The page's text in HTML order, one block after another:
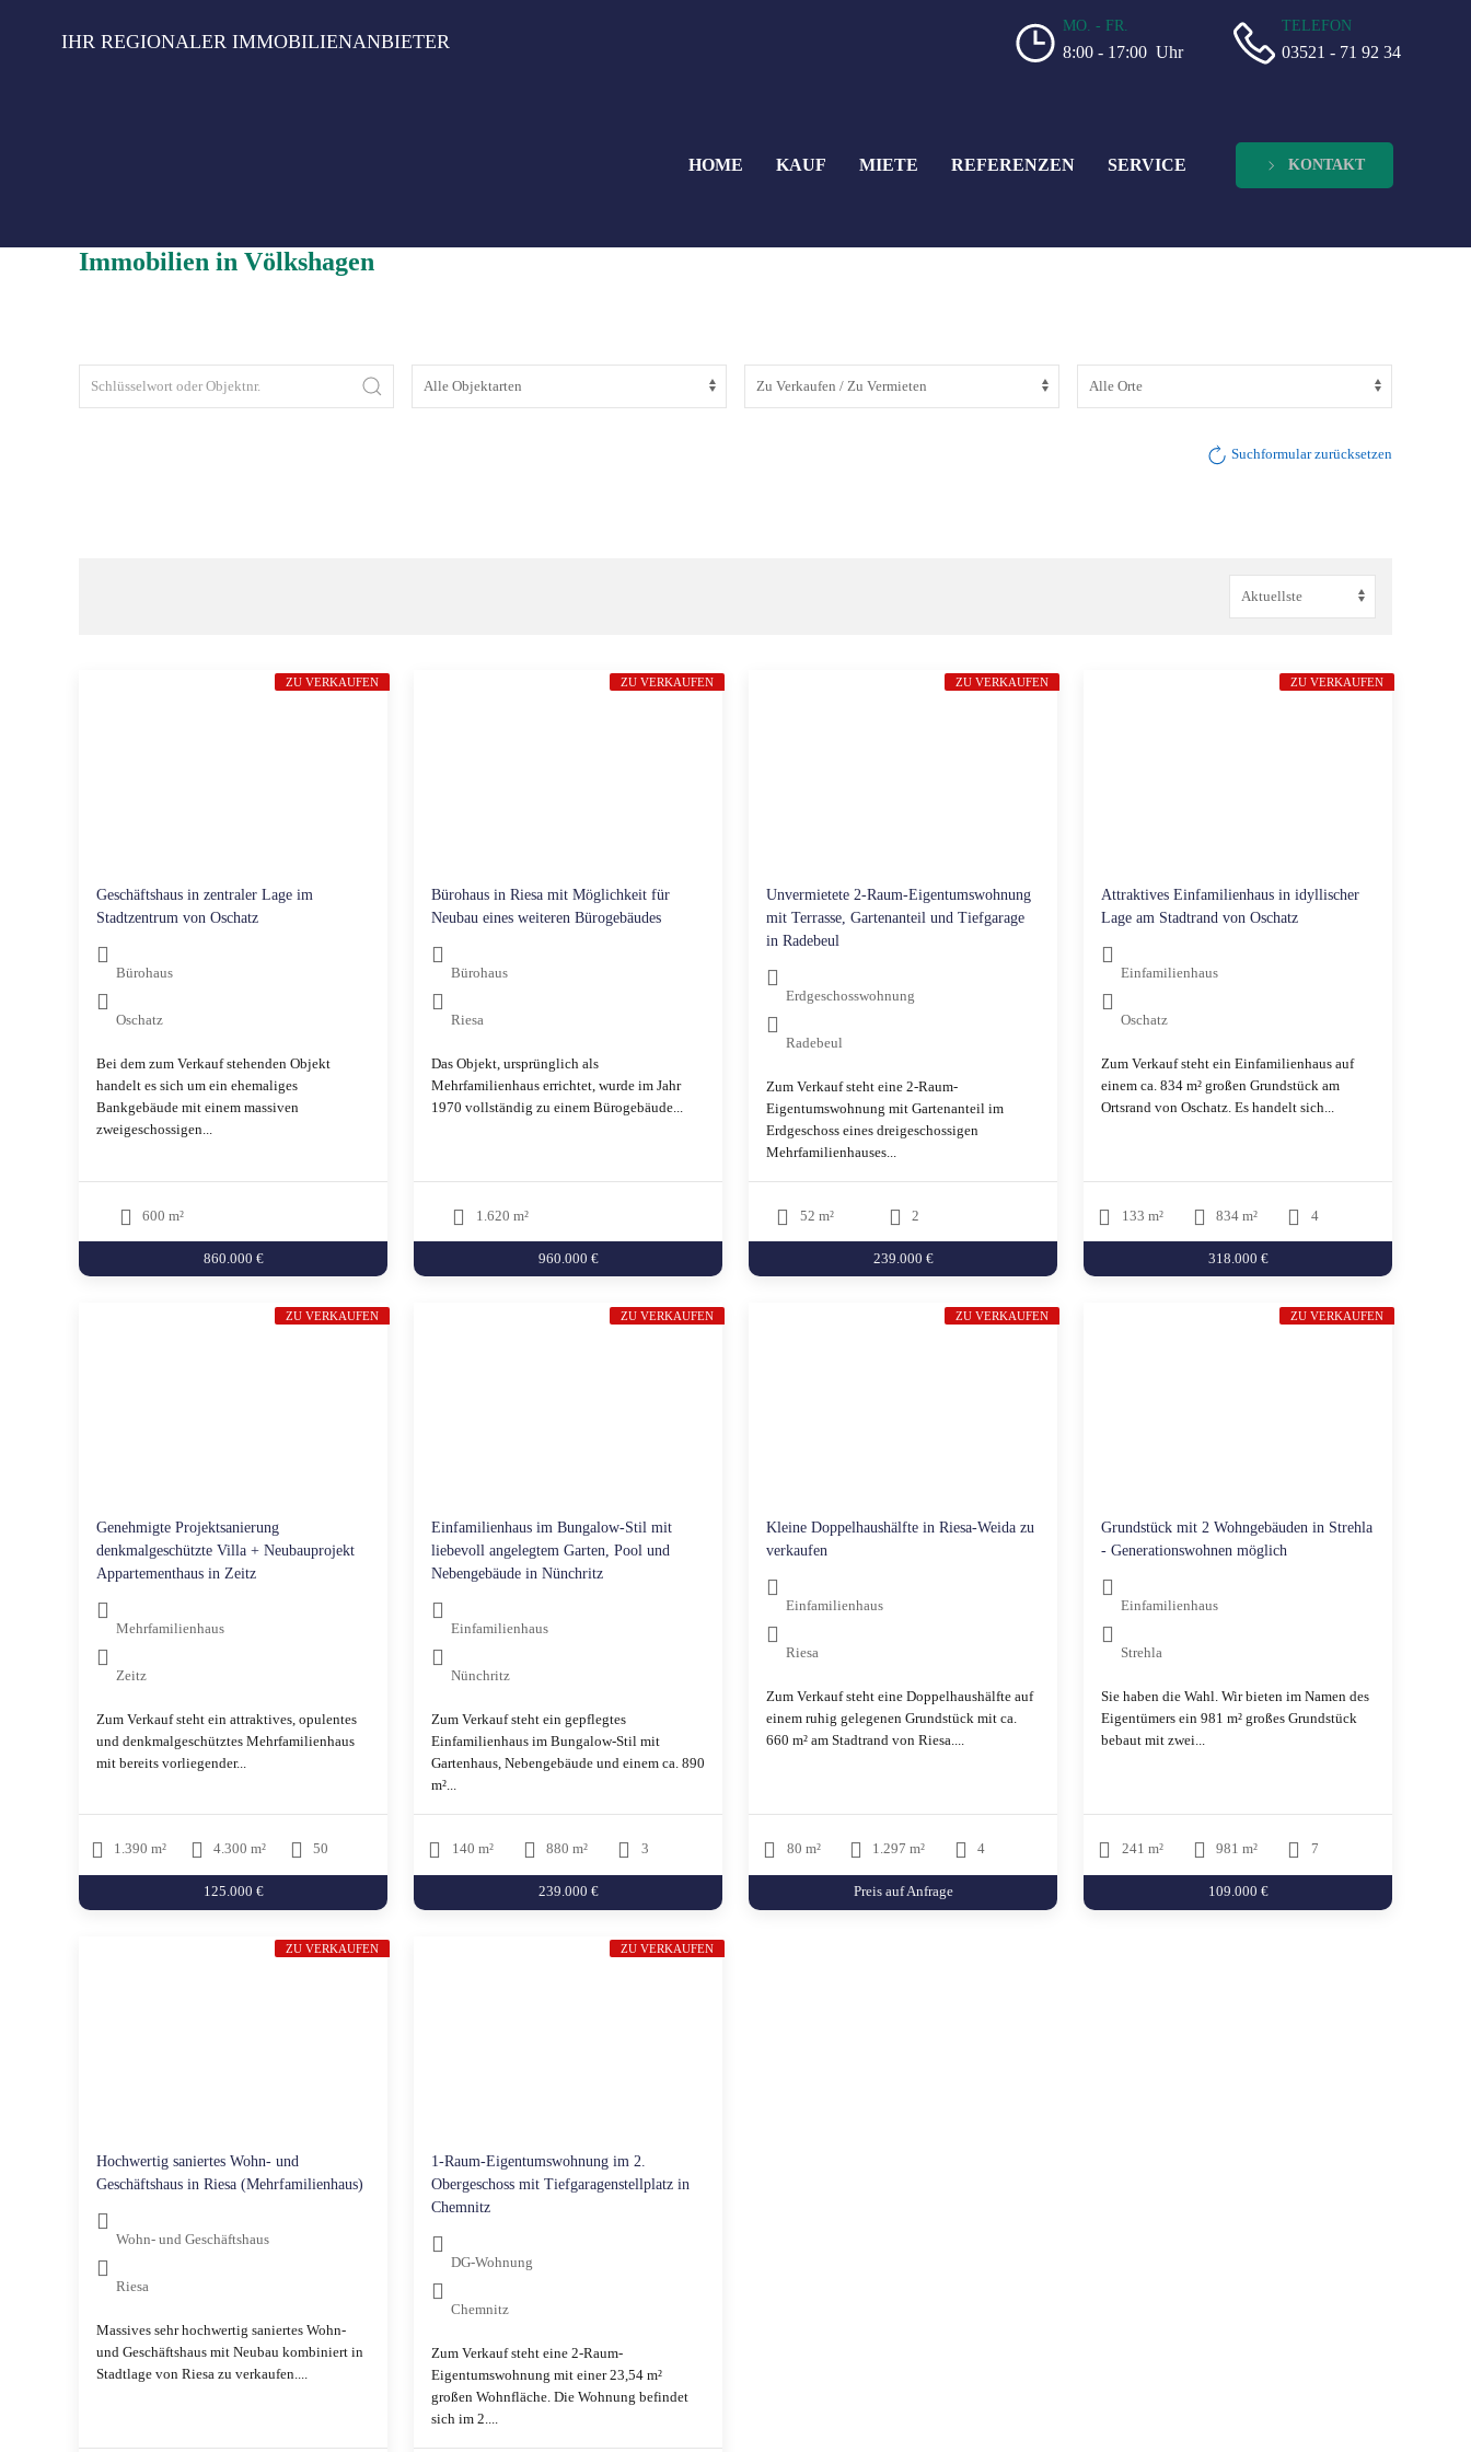
IHR REGIONALER IMMOBILIENANBIETER
MO. - FR.
8:00 - 17:00 Uhr
TELEFON
03521 - 71 92 34
HOME KAUF MIETE REFERENZEN SERVICE KONTAKT
Immobilien in Völkshagen
Suchformular zurücksetzen
Geschäftshaus in zentraler Lage im
Stadtzentrum von Oschatz
Bürohaus
Oschatz
Bei dem zum Verkauf stehenden Objekt
handelt es sich um ein ehemaliges
Bankgebäude mit einem massiven
zweigeschossigen...
600 m²
860.000 €
ZU VERKAUFEN
Bürohaus in Riesa mit Möglichkeit für
Neubau eines weiteren Bürogebäudes
Bürohaus
Riesa
Das Objekt, ursprünglich als
Mehrfamilienhaus errichtet, wurde im Jahr
1970 vollständig zu einem Bürogebäude...
1.620 m²
960.000 €
ZU VERKAUFEN
Unvermietete 2-Raum-Eigentumswohnung
mit Terrasse, Gartenanteil und Tiefgarage
in Radebeul
Erdgeschosswohnung
Radebeul
Zum Verkauf steht eine 2-Raum-
Eigentumswohnung mit Gartenanteil im
Erdgeschoss eines dreigeschossigen
Mehrfamilienhauses...
52 m² 2
239.000 €
ZU VERKAUFEN
Attraktives Einfamilienhaus in idyllischer
Lage am Stadtrand von Oschatz
Einfamilienhaus
Oschatz
Zum Verkauf steht ein Einfamilienhaus auf
einem ca. 834 m² großen Grundstück am
Ortsrand von Oschatz. Es handelt sich...
133 m² 834 m² 4
318.000 €
ZU VERKAUFEN
Genehmigte Projektsanierung
denkmalgeschützte Villa + Neubauprojekt
Appartementhaus in Zeitz
Mehrfamilienhaus
Zeitz
Zum Verkauf steht ein attraktives, opulentes
und denkmalgeschütztes Mehrfamilienhaus
mit bereits vorliegender...
1.390 m² 4.300 m² 50
125.000 €
ZU VERKAUFEN
Einfamilienhaus im Bungalow-Stil mit
liebevoll angelegtem Garten, Pool und
Nebengebäude in Nünchritz
Einfamilienhaus
Nünchritz
Zum Verkauf steht ein gepflegtes
Einfamilienhaus im Bungalow-Stil mit
Gartenhaus, Nebengebäude und einem ca. 890
m²...
140 m² 880 m² 3
239.000 €
ZU VERKAUFEN
Kleine Doppelhaushälfte in Riesa-Weida zu
verkaufen
Einfamilienhaus
Riesa
Zum Verkauf steht eine Doppelhaushälfte auf
einem ruhig gelegenen Grundstück mit ca.
660 m² am Stadtrand von Riesa....
80 m² 1.297 m² 4
Preis auf Anfrage
ZU VERKAUFEN
Grundstück mit 2 Wohngebäuden in Strehla
- Generationswohnen möglich
Einfamilienhaus
Strehla
Sie haben die Wahl. Wir bieten im Namen des
Eigentümers ein 981 m² großes Grundstück
bebaut mit zwei...
241 m² 981 m² 7
109.000 €
ZU VERKAUFEN
Hochwertig saniertes Wohn- und
Geschäftshaus in Riesa (Mehrfamilienhaus)
Wohn- und Geschäftshaus
Riesa
Massives sehr hochwertig saniertes Wohn-
und Geschäftshaus mit Neubau kombiniert in
Stadtlage von Riesa zu verkaufen....
ZU VERKAUFEN
1-Raum-Eigentumswohnung im 2.
Obergeschoss mit Tiefgaragenstellplatz in
Chemnitz
DG-Wohnung
Chemnitz
Zum Verkauf steht eine 2-Raum-
Eigentumswohnung mit einer 23,54 m²
großen Wohnfläche. Die Wohnung befindet
sich im 2....
ZU VERKAUFEN